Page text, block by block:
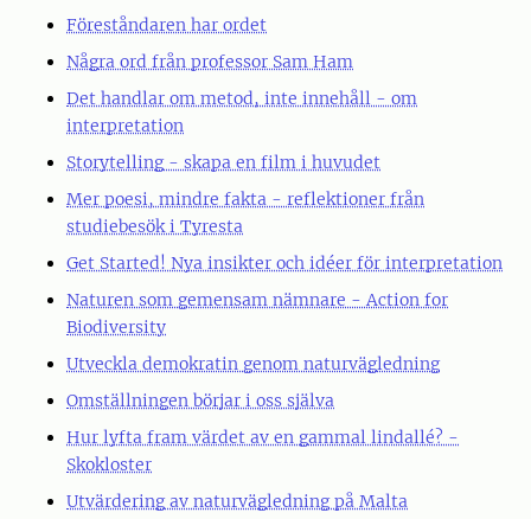
Föreståndaren har ordet
Några ord från professor Sam Ham
Det handlar om metod, inte innehåll - om
interpretation
Storytelling - skapa en film i huvudet
Mer poesi, mindre fakta - reflektioner från
studiebesök i Tyresta
Get Started! Nya insikter och idéer för interpretation
Naturen som gemensam nämnare - Action for
Biodiversity
Utveckla demokratin genom naturvägledning
Omställningen börjar i oss själva
Hur lyfta fram värdet av en gammal lindallé? -
Skokloster
Utvärdering av naturvägledning på Malta